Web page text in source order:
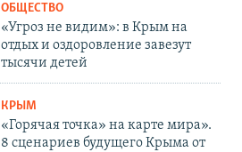
ОБЩЕСТВО
«Угроз не видим»: в Крым на
отдых и оздоровление завезут
тысячи детей
КРЫМ
«Горячая точка» на карте мира».
8 сценариев будущего Крыма от